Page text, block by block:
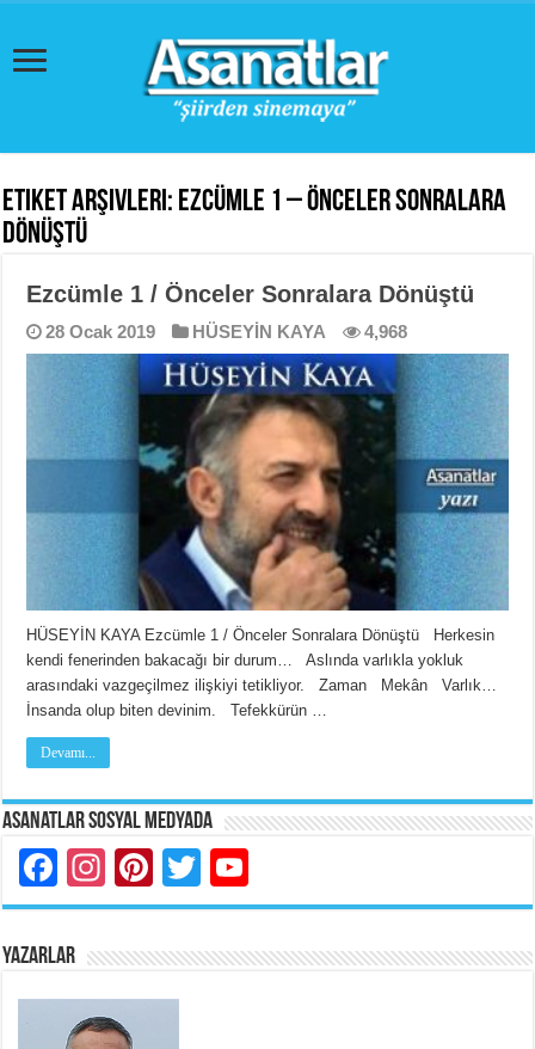
Etiket Arşivleri: EZCÜMLE 1 – Önceler Sonralara
Dönüştü
Ezcümle 1 / Önceler Sonralara Dönüştü
28 Ocak 2019 HÜSEYİN KAYA 4,968
HÜSEYİN KAYA Ezcümle 1 / Önceler Sonralara Dönüştü Herkesin
kendi fenerinden bakacağı bir durum… Aslında varlıkla yokluk
arasındaki vazgeçilmez ilişkiyi tetikliyor. Zaman Mekân Varlık…
İnsanda olup biten devinim. Tefekkürün …
Devamı...
Asanatlar Sosyal Medyada
Facebook
Instagram
Pinterest
Twitter
YAZARLAR